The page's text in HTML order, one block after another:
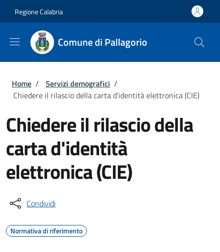
Regione Calabria
Comune di Pallagorio
Briciole di pane
Home / Servizi demografici /
Chiedere il rilascio della carta d'identità elettronica (CIE)
Chiedere il rilascio della
carta d'identità
elettronica (CIE)
Condividi
Normativa di riferimento